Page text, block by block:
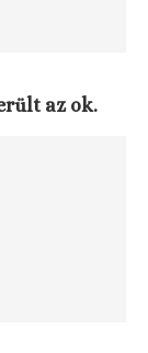
az ok.